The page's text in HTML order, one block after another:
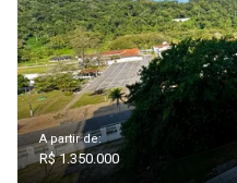
A partir de:
R$ 1.350.000